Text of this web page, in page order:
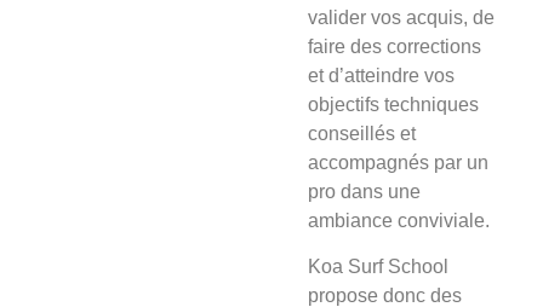
valider vos acquis, de
faire des corrections
et d’atteindre vos
objectifs techniques
conseillés et
accompagnés par un
pro dans une
ambiance conviviale.
Koa Surf School
propose donc des